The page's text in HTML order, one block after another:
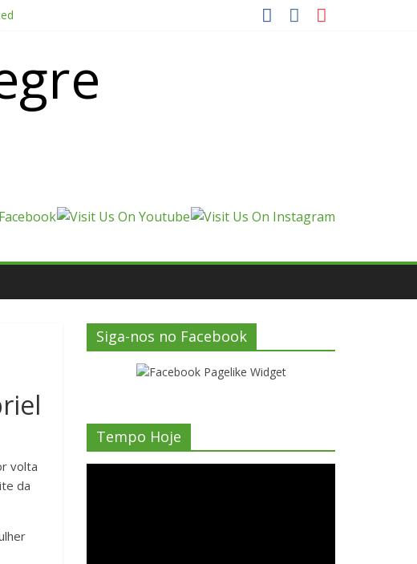
volta
da
Siga-nos no Facebook
Tempo Hoje